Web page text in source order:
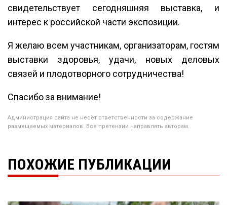
свидетельствует сегодняшняя выставка, и
интерес к российской части экспозиции.
Я желаю всем участникам, организаторам, гостям
выставки здоровья, удачи, новых деловых
связей и плодотворного сотрудничества!
Спасибо за внимание!
Администрация сайта не несёт ответственности за содержание
размещаемых материалов. Все претензии направлять авторам.
ПОХОЖИЕ ПУБЛИКАЦИИ